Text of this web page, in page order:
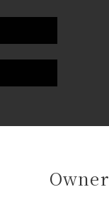
Owner